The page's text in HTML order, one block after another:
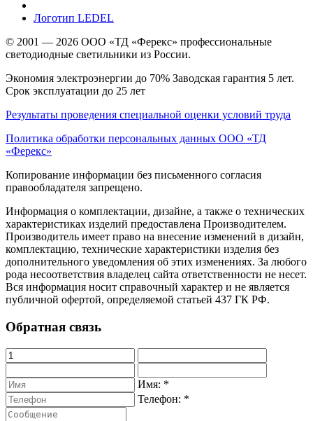
Логотип LEDEL
© 2001 — 2026 ООО «ТД «Ферекс» профессиональные
светодиодные светильники из России.
Экономия электроэнергии до 70% Заводская гарантия 5 лет.
Срок эксплуатации до 25 лет
Результаты проведения специальной оценки условий труда
Политика обработки персональных данных ООО «ТД
«Ферекс»
Копирование информации без письменного согласия
правообладателя запрещено.
Информация о комплектации, дизайне, а также о технических
характеристиках изделий предоставлена Производителем.
Производитель имеет право на внесение изменений в дизайн,
комплектацию, технические характеристики изделия без
дополнительного уведомления об этих изменениях. За любого
рода несоответствия владелец сайта ответственности не несет.
Вся информация носит справочный характер и не является
публичной офертой, определяемой статьей 437 ГК РФ.
Обратная связь
Имя: *
Телефон: *